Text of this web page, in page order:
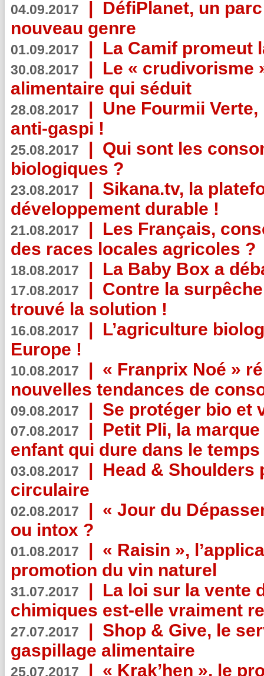
04.09.2017 | DéfiPlanet, un
nouveau genre
01.09.2017 | La Camif promeut
30.08.2017 | Le « crudivorisme
alimentaire qui séduit
28.08.2017 | Une Fourmii
anti-gaspi !
25.08.2017 | Qui sont les
biologiques ?
23.08.2017 | Sikana.tv, la
développement durable !
21.08.2017 | Les Français,
des races locales agricoles ?
18.08.2017 | La Baby Box a
17.08.2017 | Contre la
trouvé la solution !
16.08.2017 | L’agriculture
Europe !
10.08.2017 | « Franprix Noé »
nouvelles tendances de
09.08.2017 | Se protéger bio et
07.08.2017 | Petit Pli, la
enfant qui dure dans le temps
03.08.2017 | Head & Shoulders
circulaire
02.08.2017 | « Jour du
ou intox ?
01.08.2017 | « Raisin »,
promotion du vin naturel
31.07.2017 | La loi sur la vente
chimiques est-elle vraiment
27.07.2017 | Shop & Give, le
gaspillage alimentaire
25.07.2017 | « Krak’hen », le